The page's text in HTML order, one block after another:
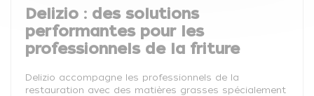
Delizio : des solutions
performantes pour les
professionnels de la friture
Delizio accompagne les professionnels de la
restauration avec des matières grasses spécialement